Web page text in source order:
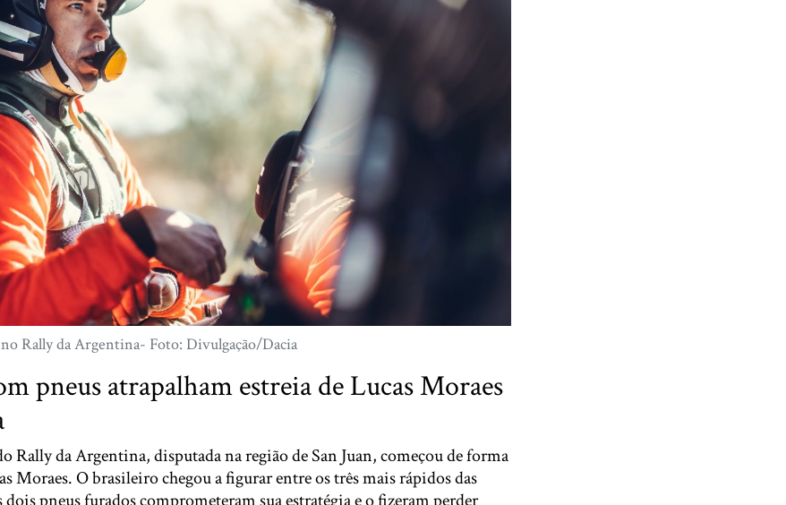
no Rally da Argentina- Foto: Divulgação/Dacia
pneus atrapalham estreia de Lucas Moraes
Rally da Argentina, disputada na região de San Juan, começou de forma
Moraes. O brasileiro chegou a figurar entre os três mais rápidos das
pneus furados comprometeram sua estratégia e o fizeram perder